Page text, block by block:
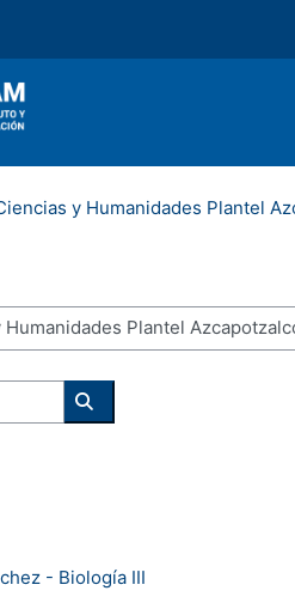
y Humanidades Plantel
Buscar cursos
- Biología III